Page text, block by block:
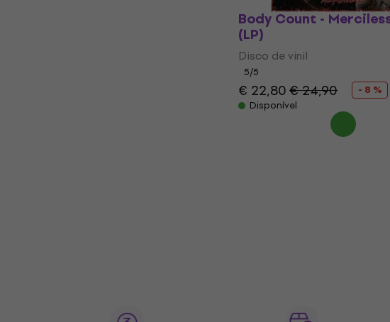
Body Count -
(LP)
Disco de vinil
5/5
€ 22,80€ 24,90
- 8 %
Disponível